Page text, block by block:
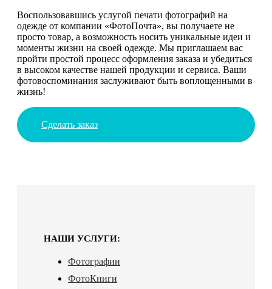
Воспользовавшись услугой печати фотографий на
одежде от компании «ФотоПочта», вы получаете не
просто товар, а возможность носить уникальные идеи и
моменты жизни на своей одежде. Мы приглашаем вас
пройти простой процесс оформления заказа и убедиться
в высоком качестве нашей продукции и сервиса. Ваши
фотовоспоминания заслуживают быть воплощенными в
жизнь!
Сделать заказ
НАШИ УСЛУГИ:
Фотографии
ФотоКниги